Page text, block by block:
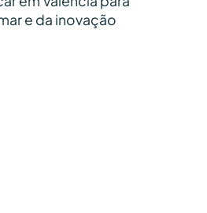
e da inovação